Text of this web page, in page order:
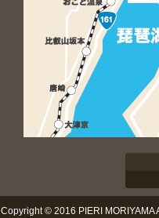
Copyright © 2016 PIERI MORIYAMA